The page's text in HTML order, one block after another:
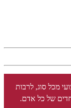
מכל סוג, לרבות
של כל אדם.